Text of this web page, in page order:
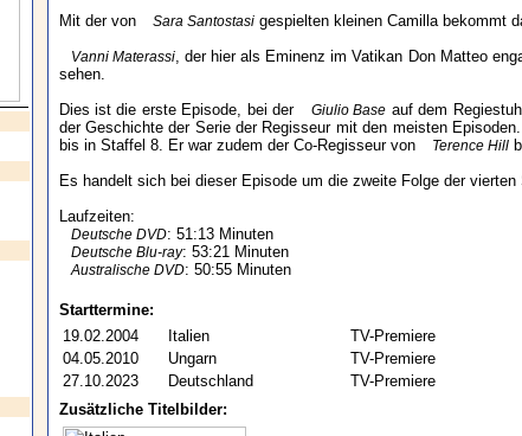
Mit der von
Sara Santostasigespielten kleinen Camilla bekommt
Vanni Materassi, der hier als Eminenz im Vatikan Don Matteo
sehen.
Dies ist die erste Episode, bei der
Giulio Base auf dem
der Geschichte der Serie der Regisseur mit den meisten
bis in Staffel 8. Er war zudem der Co-Regisseur von
Terence Hill
Es handelt sich bei dieser Episode um die zweite Folge der
Laufzeiten:
Deutsche DVD: 51:13 Minuten
Deutsche Blu-ray: 53:21 Minuten
Australische DVD: 50:55 Minuten
Starttermine:
19.02.2004
Italien TV-Premiere
04.05.2010
Ungarn TV-Premiere
27.10.2023
Deutschland TV-Premiere
Zusätzliche Titelbilder: